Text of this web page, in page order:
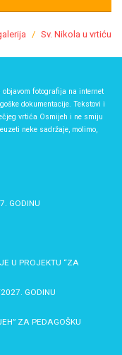
Sv. Nikola u vrtiću
fotografija na internet
dokumentacije. Tekstovi i
vrtića Osmijeh i ne smiju
neke sadržaje, molimo,
GODINU
U PROJEKTU “ZA
GODINU
ZA PEDAGOŠKU